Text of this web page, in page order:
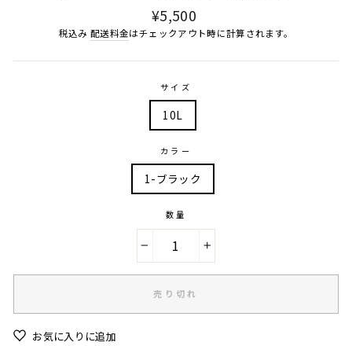
通
常
格
¥5,500
税込み配送料金はチェックアウト時に計算されます。
サイズ
10L
カラー
1-ブラック
数量
売り切れ
お気に入りに追加